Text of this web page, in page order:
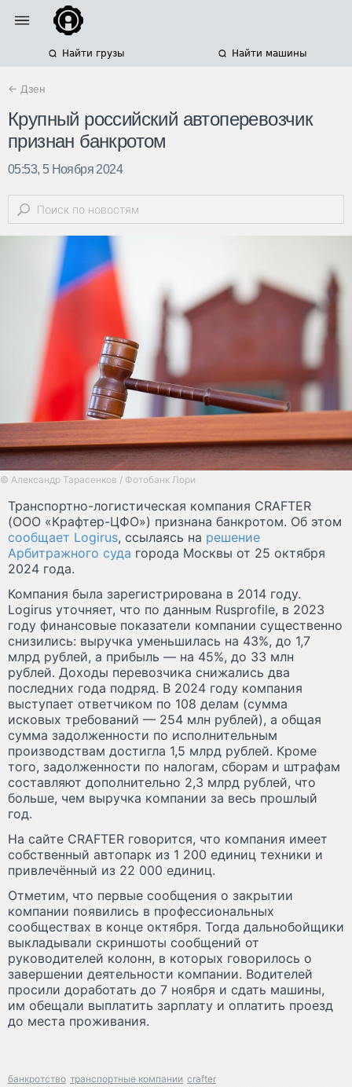
Найти грузы Найти машины
← Дзен
Крупный российский автоперевозчик
признан банкротом
05:53, 5 Ноября 2024
© Александр Тарасенков / Фотобанк Лори
Транспортно-логистическая компания CRAFTER
(ООО «Крафтер-ЦФО») признана банкротом. Об этом
сообщает Logirus, ссылаясь на решение
Арбитражного суда города Москвы от 25 октября
2024 года.
Компания была зарегистрирована в 2014 году.
Logirus уточняет, что по данным Rusprofile, в 2023
году финансовые показатели компании существенно
снизились: выручка уменьшилась на 43%, до 1,7
млрд рублей, а прибыль — на 45%, до 33 млн
рублей. Доходы перевозчика снижались два
последних года подряд. В 2024 году компания
выступает ответчиком по 108 делам (сумма
исковых требований — 254 млн рублей), а общая
сумма задолженности по исполнительным
производствам достигла 1,5 млрд рублей. Кроме
того, задолженности по налогам, сборам и штрафам
составляют дополнительно 2,3 млрд рублей, что
больше, чем выручка компании за весь прошлый
год.
На сайте CRAFTER говорится, что компания имеет
собственный автопарк из 1 200 единиц техники и
привлечённый из 22 000 единиц.
Отметим, что первые сообщения о закрытии
компании появились в профессиональных
сообществах в конце октября. Тогда дальнобойщики
выкладывали скриншоты сообщений от
руководителей колонн, в которых говорилось о
завершении деятельности компании. Водителей
просили доработать до 7 ноября и сдать машины,
им обещали выплатить зарплату и оплатить проезд
до места проживания.
банкротство транспортные компании crafter